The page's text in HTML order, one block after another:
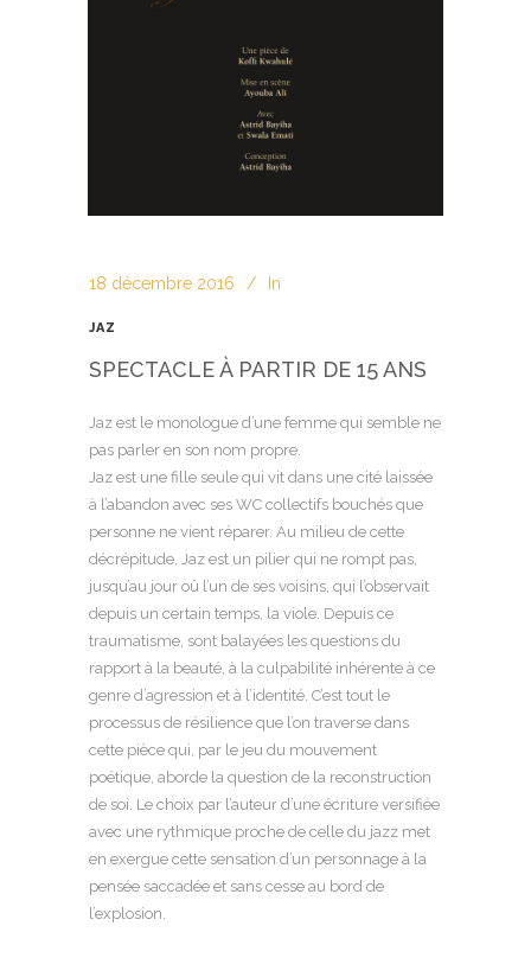
18 décembre 2016 In
JAZ
SPECTACLE À PARTIR DE 15 ANS
Jaz est le monologue d’une femme qui semble ne
pas parler en son nom propre.
Jaz est une fille seule qui vit dans une cité laissée
à l’abandon avec ses WC collectifs bouchés que
personne ne vient réparer. Au milieu de cette
décrépitude, Jaz est un pilier qui ne rompt pas,
jusqu’au jour où l’un de ses voisins, qui l’observait
depuis un certain temps, la viole. Depuis ce
traumatisme, sont balayées les questions du
rapport à la beauté, à la culpabilité inhérente à ce
genre d’agression et à l’identité. C’est tout le
processus de résilience que l’on traverse dans
cette pièce qui, par le jeu du mouvement
poétique, aborde la question de la reconstruction
de soi. Le choix par l’auteur d’une écriture versifiée
avec une rythmique proche de celle du jazz met
en exergue cette sensation d’un personnage à la
pensée saccadée et sans cesse au bord de
l’explosion.